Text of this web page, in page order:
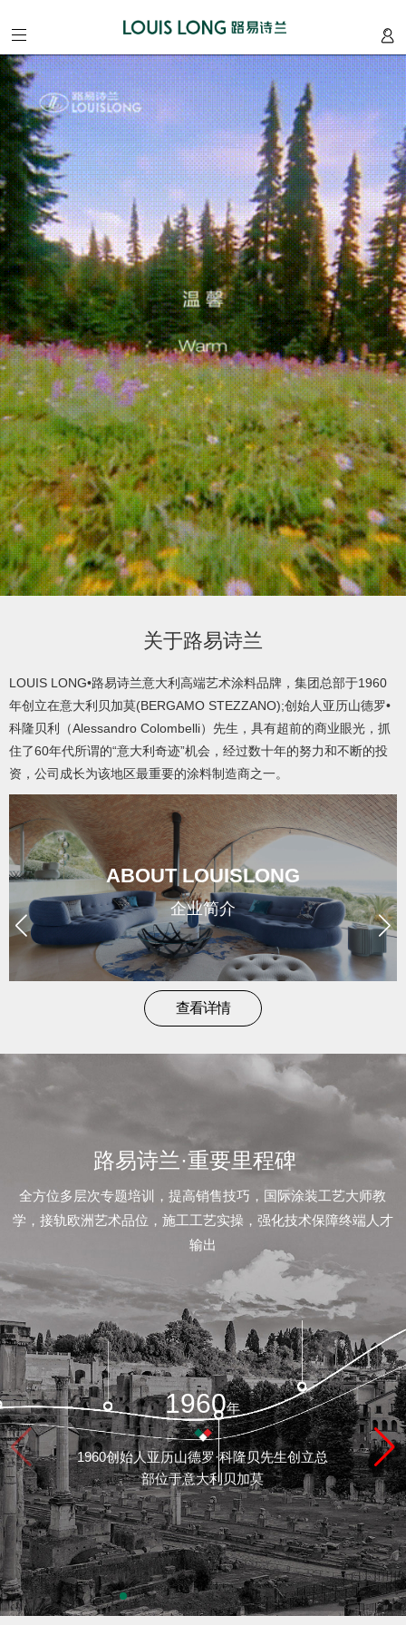
home
/
首
页
about
/
我
们
product
/
产
品
频
brand
形
contact
联
系
feedback/
质
保
关于路易诗兰
LOUIS LONG•路易诗兰意大利高端艺术涂料品牌，集团总部于1960
年创立在意大利贝加莫(BERGAMO STEZZANO);创始人亚历山德罗•
科隆贝利（Alessandro Colombelli）先生，具有超前的商业眼光，抓
住了60年代所谓的“意大利奇迹”机会，经过数十年的努力和不断的投
资，公司成长为该地区最重要的涂料制造商之一。
ABOUT LOUISLONG
企业简介
查看详情
路易诗兰·重要里程碑
全方位多层次专题培训，提高销售技巧，国际涂装工艺大师教
学，接轨欧洲艺术品位，施工工艺实操，强化技术保障终端人才
输出
1960年
1960创始人亚历山德罗·科隆贝先生创立总
部位于意大利贝加莫